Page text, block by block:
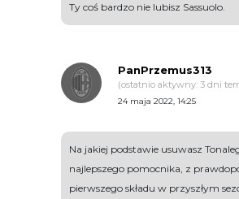
Ty coś bardzo nie lubisz Sassuolo.
PanPrzemus313
(ostatnio aktywny: 3 dni
24 maja 2022, 14:25
Na jakiej podstawie usuwasz
najlepszego pomocnika, z
pierwszego składu w przyszłym